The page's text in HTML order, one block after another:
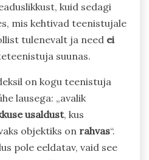
kuid sedagi
mis kehtivad teenistujale
tulenevalt ja need ei
suunas.
on kogu teenistuja
lausega: „avalik
usaldust, kus
objektiks on rahvas“.
pole eeldatav, vaid see